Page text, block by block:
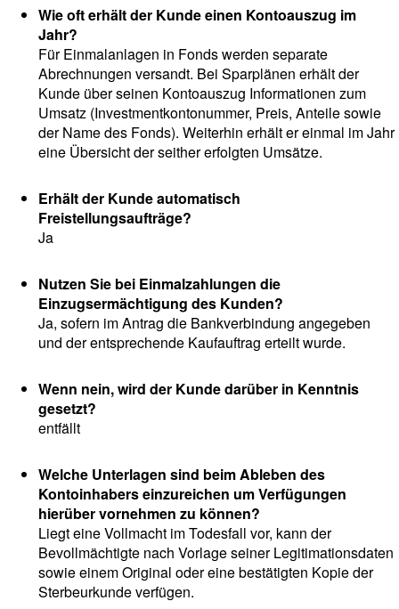
Wie oft erhält der Kunde einen Kontoauszug im
Jahr?
Für Einmalanlagen in Fonds werden separate
Abrechnungen versandt. Bei Sparplänen erhält der
Kunde über seinen Kontoauszug Informationen zum
Umsatz (Investmentkontonummer, Preis, Anteile sowie
der Name des Fonds). Weiterhin erhält er einmal im Jahr
eine Übersicht der seither erfolgten Umsätze.
Erhält der Kunde automatisch
Freistellungsaufträge?
Ja
Nutzen Sie bei Einmalzahlungen die
Einzugsermächtigung des Kunden?
Ja, sofern im Antrag die Bankverbindung angegeben
und der entsprechende Kaufauftrag erteilt wurde.
Wenn nein, wird der Kunde darüber in Kenntnis
gesetzt?
entfällt
Welche Unterlagen sind beim Ableben des
Kontoinhabers einzureichen um Verfügungen
hierüber vornehmen zu können?
Liegt eine Vollmacht im Todesfall vor, kann der
Bevollmächtigte nach Vorlage seiner Legitimationsdaten
sowie einem Original oder eine bestätigten Kopie der
Sterbeurkunde verfügen.